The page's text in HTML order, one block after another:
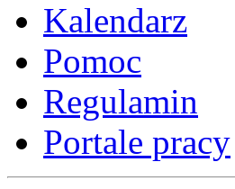
Kalendarz
Pomoc
Regulamin
Portale pracy